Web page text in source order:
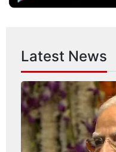
Latest News